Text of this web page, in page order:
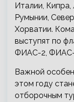
Италии,
Румынии,
Хорватии.
выступят по
ФИАС-2, ФИАС-
Важной
этом году
отборочным